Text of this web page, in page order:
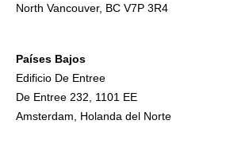
North Vancouver, BC V7P 3R4
Países Bajos
Edificio De Entree
De Entree 232, 1101 EE
Amsterdam, Holanda del Norte